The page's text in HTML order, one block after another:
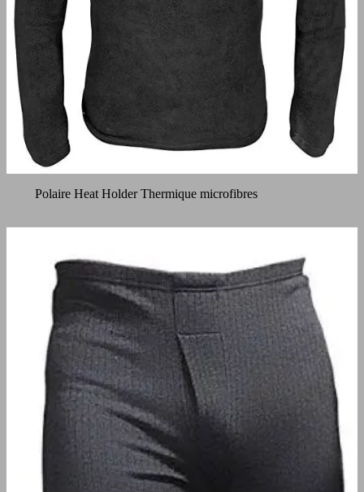
Polaire Heat Holder Thermique microfibres